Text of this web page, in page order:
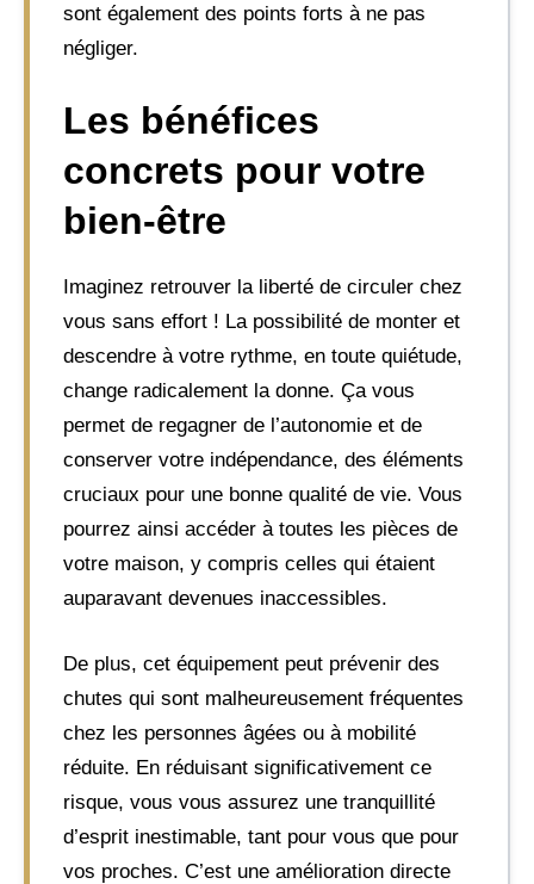
sont également des points forts à ne pas
négliger.
Les bénéfices
concrets pour votre
bien-être
Imaginez retrouver la liberté de circuler chez
vous sans effort ! La possibilité de monter et
descendre à votre rythme, en toute quiétude,
change radicalement la donne. Ça vous
permet de regagner de l’autonomie et de
conserver votre indépendance, des éléments
cruciaux pour une bonne qualité de vie. Vous
pourrez ainsi accéder à toutes les pièces de
votre maison, y compris celles qui étaient
auparavant devenues inaccessibles.
De plus, cet équipement peut prévenir des
chutes qui sont malheureusement fréquentes
chez les personnes âgées ou à mobilité
réduite. En réduisant significativement ce
risque, vous vous assurez une tranquillité
d’esprit inestimable, tant pour vous que pour
vos proches. C’est une amélioration directe